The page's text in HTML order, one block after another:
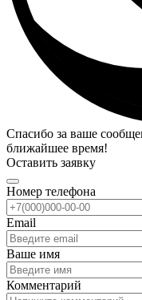
Спасибо за ваше
ближайшее время!
Оставить заявку
Номер телефона
Email
Ваше имя
Комментарий